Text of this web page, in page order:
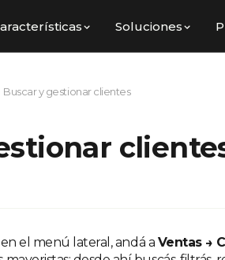
Soluciones
Buscar y gestionar clientes
el menú lateral, andá a Ventas →